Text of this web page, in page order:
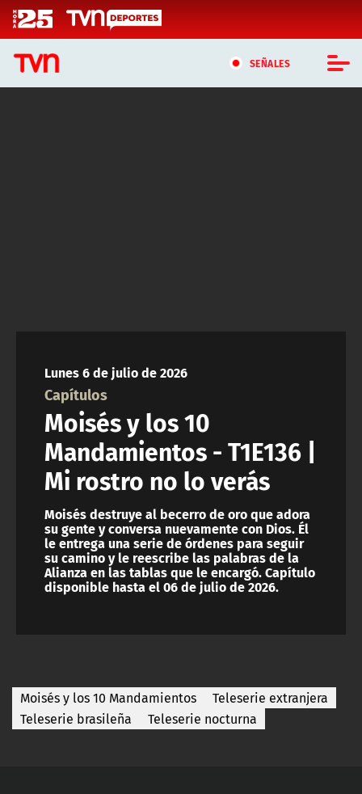
Click acá para ir directamente al contenido
SEÑALES
ACTUALIDAD Y TENDENCIAS
CORPORATIVO Y TRANSPARENCIA
CANAL DE DENUNCIAS
ÁREA DE PROYECTOS
Lunes 6 de julio de 2026
Capítulos
Moisés y los 10
Mandamientos - T1E136 |
Mi rostro no lo verás
Moisés destruye al becerro de oro que adora
su gente y conversa nuevamente con Dios. Él
le entrega una serie de órdenes para seguir
su camino y le reescribe las palabras de la
Alianza en las tablas que le encargó. Capítulo
disponible hasta el 06 de julio de 2026.
Moisés y los 10 Mandamientos
Teleserie extranjera
Teleserie brasileña
Teleserie nocturna